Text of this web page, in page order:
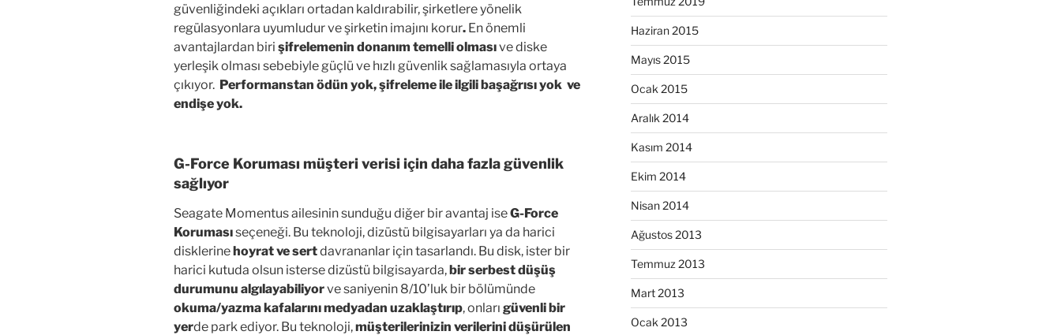
güvenliğindeki açıkları ortadan kaldırabilir, şirketlere yönelik
regülasyonlara uyumludur ve şirketin imajını korur. En önemli
avantajlardan biri şifrelemenin donanım temelli olmasıve diske
yerleşik olması sebebiyle güçlü ve hızlı güvenlik sağlamasıyla ortaya
çıkıyor. Performanstan ödün yok, şifreleme ile ilgili başağrısı yok ve
endişe yok.
G-Force Koruması müşteri verisi için daha fazla güvenlik
sağlıyor
Seagate Momentus ailesinin sunduğu diğer bir avantaj iseG-Force
Korumasıseçeneği. Bu teknoloji, dizüstü bilgisayarları ya da harici
disklerinehoyrat ve sertdavrananlar için tasarlandı. Bu disk, ister bir
harici kutuda olsun isterse dizüstü bilgisayarda,bir serbest düşüş
durumunu algılayabiliyorve saniyenin 8/10’luk bir bölümünde
okuma/yazma kafalarını medyadan uzaklaştırıp, onları güvenli bir
yerde park ediyor. Bu teknoloji,müşterilerinizin verilerini düşürülen
Haziran 2015
Mayıs 2015
Ocak 2015
Aralık 2014
Kasım 2014
Ekim 2014
Nisan 2014
Ağustos 2013
Temmuz 2013
Mart 2013
Ocak 2013